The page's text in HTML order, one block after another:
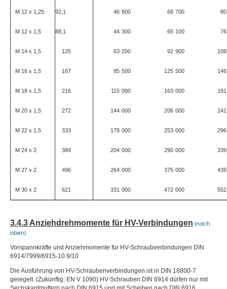
M 12 x 1,25 92,1 46 800 68 700 80
M 12 x 1,5 88,1 44 300 65 100 76
M 14 x 1,5 125 63 200 92 900 108
M 16 x 1,5 167 85 500 125 500 146
M 18 x 1,5 216 115 000 163 000 191
M 20 x 1,5 272 144 000 206 000 241
M 22 x 1,5 333 178 000 253 000 296
M 24 x 2 384 204 000 290 000 339
M 27 x 2 496 264 000 375 000 439
M 30 x 2 621 331 000 472 000 552
3.4.3 Anziehdrehmomente für HV-Verbindungen (nach
oben)
Vorspannkräfte und Anziehmomente für HV-Schraubverbindungen DIN
6914/7999/6915-10.9/10
Die Ausführung von HV-Schraubenverbindungen ist in DIN 18800-7
geregelt. (Zukünftig: EN V 1090) HV-Schrauben DIN 6914 dürfen nur mit